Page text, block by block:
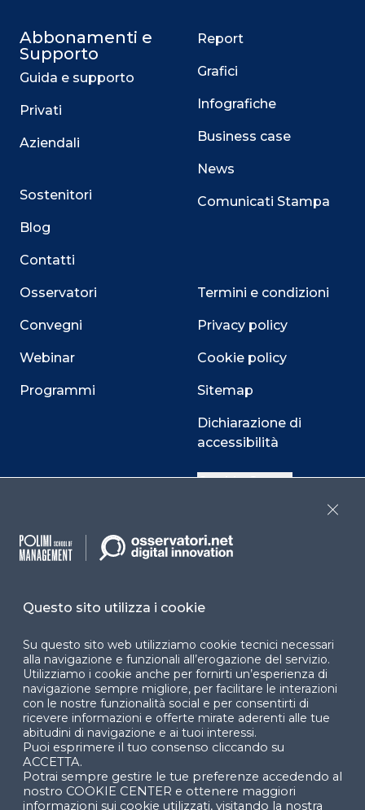
Abbonamenti e
Supporto
Guida e supporto
Privati
Aziendali
Sostenitori
Blog
Contatti
Osservatori
Convegni
Webinar
Programmi
Report
Grafici
Infografiche
Business case
News
Comunicati Stampa
Termini e condizioni
Privacy policy
Cookie policy
Sitemap
Dichiarazione di
accessibilità
Cookie Center
Facebook LinkedIn
© 2024 Copyright © Politecnico di Milano Dipartimento
di Ingegneria Gestionale
Questo sito utilizza i cookie
Su questo sito web utilizziamo cookie tecnici necessari
alla navigazione e funzionali all’erogazione del servizio.
Utilizziamo i cookie anche per fornirti un’esperienza di
navigazione sempre migliore, per facilitare le interazioni
con le nostre funzionalità social e per consentirti di
ricevere informazioni e offerte mirate aderenti alle tue
abitudini di navigazione e ai tuoi interessi.
Puoi esprimere il tuo consenso cliccando su
ACCETTA.
Potrai sempre gestire le tue preferenze accedendo al
nostro COOKIE CENTER e ottenere maggiori
informazioni sui cookie utilizzati, visitando la nostra